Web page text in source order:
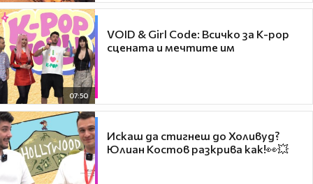
07:50
VOID & Girl Code: Всичко за K-pop
сцената и мечтите им
Искаш да стигнеш до Холивуд?
Юлиан Костов разкрива как!👀💥